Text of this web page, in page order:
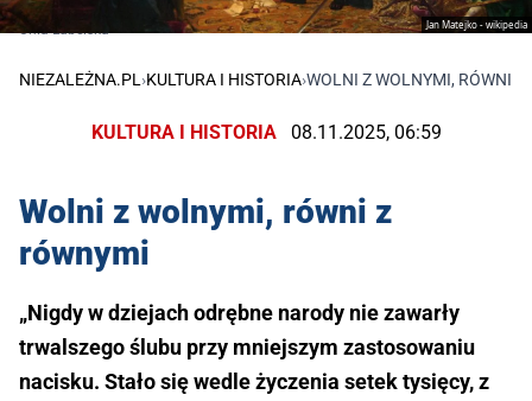
Jan Matejko - wikipedia
Unia Lubelska
NIEZALEŻNA.PL ›KULTURA I HISTORIA›WOLNI Z WOLNYMI, RÓWNI Z
KULTURA I HISTORIA 08.11.2025, 06:59
Wolni z wolnymi, równi z
równymi
„Nigdy w dziejach odrębne narody nie zawarły
trwalszego ślubu przy mniejszym zastosowaniu
nacisku. Stało się wedle życzenia setek tysięcy, z